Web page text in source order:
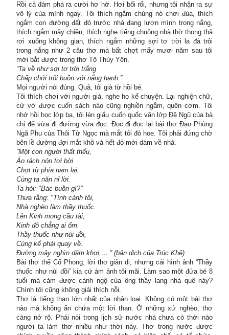
Rồi cả đám phá ra cười hơ hớ. Hơi bối rối, nhưng tôi nhận ra sự
vô lý của mình ngay. Tôi thích ngắm chúng nó chơi đùa, thích
ngắm con đường đất đỏ trước nhà đang lượn mình trong nắng,
thích ngắm mây chiều, thích nghe tiếng chuông nhà thờ thong thả
rơi xuống không gian, thích ngắm những sợi tơ trời la đà trôi
trong nắng như 2 câu thơ mà bất chợt mấy mươi năm sau tôi
mới bắt được trong thơ Tô Thùy Yên.
“Ta về như sợi tơ trời trắng
Chấp chới trôi buồn với nắng hanh.”
Mọi người nói đúng. Quả, tôi già từ hồi bé.
Tôi thích chơi với người già, nghe họ kể chuyện. Lại nghiện chữ,
cứ vớ được cuốn sách nào cũng nghiền ngẫm, quên cơm. Tôi
nhớ hồi học lớp ba, tôi lén giấu cuốn quốc văn lớp Đệ Ngũ của bà
chị để vừa đi đường vừa đọc. Đọc đi đọc lại bài thơ Đạo Phùng
Ngã Phu của Thôi Tử Ngọc mà mắt tôi đỏ hoe. Tôi phải đứng chờ
bên lề đường đợi mắt khô và hết đỏ mới dám về nhà.
”Một con người thất thểu,
Áo rách nón tơi bời
Chợt từ phía nam lại,
Cùng ta năn nỉ lời.
Ta hỏi: "Bác buồn gì?"
Thưa rằng: "Tình cảnh tôi,
Nhà nghèo làm thầy thuốc.
Lên Kinh mong cầu tài,
Kinh đô chẳng ai ốm.
Thầy thuốc như núi đồi,
Cùng kế phải quay về.
Đường mây nghìn dặm khơi,….” (bản dịch của Trúc Khê)
Bài thơ thể Cổ Phong, lời thơ giản dị, nhưng cái hình ảnh “Thầy
thuốc như núi đồi” kia cứ ám ảnh tôi mãi. Làm sao một đứa bé 8
tuổi mà cảm được cảnh ngộ của ông thầy lang nhà quê này?
Chính tôi cũng không giải thích nỗi.
Thơ là tiếng than lớn nhất của nhân loại. Không có một bài thơ
nào mà không ẩn chứa một lời than. Ở những xứ nghèo, thơ
càng nở rộ. Phải nói trong lịch sử nước nhà chưa có thời nào
người ta làm thơ nhiều như thời này. Thơ trong nước được